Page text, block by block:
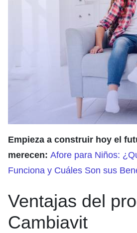
Empieza a construir hoy el
merecen: Afore para Niños:
Funciona y Cuáles Son sus
Ventajas del
Cambiavit